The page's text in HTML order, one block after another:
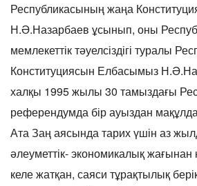
Республикасының жаңа
Н.Ә.Назарбаев ұсынып, оны
мемлекеттік тәуелсіздігі туралы
Конституциясын Елбасымыз
халқы 1995 жылы 30 тамыздағы
референдумда бір ауыздан
Ата Заң аясында тарих үшін аз
әлеуметтік- экономикалық
келе жатқан, саяси тұрақтылық